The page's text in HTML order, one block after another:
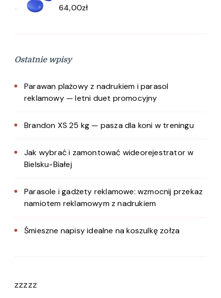
64,00zł
Ostatnie wpisy
Parawan plażowy z nadrukiem i parasol
reklamowy — letni duet promocyjny
Brandon XS 25 kg — pasza dla koni w treningu
Jak wybrać i zamontować wideorejestrator w
Bielsku-Białej
Parasole i gadżety reklamowe: wzmocnij przekaz
namiotem reklamowym z nadrukiem
Śmieszne napisy idealne na koszulkę zołza
zzzzz